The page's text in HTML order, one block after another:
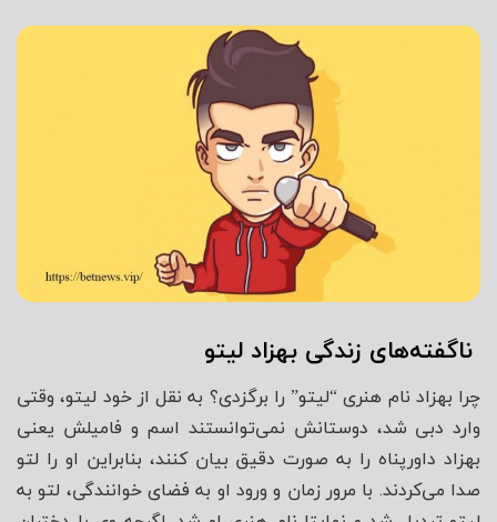
ناگفته‌های زندگی بهزاد لیتو
چرا بهزاد نام هنری “لیتو” را برگزدی؟ به نقل از خود لیتو، وقتی
وارد دبی شد، دوستانش نمی‌توانستند اسم و فامیلش یعنی
بهزاد داورپناه را به صورت دقیق بیان کنند، بنابراین او را لتو
صدا می‌کردند. با مرور زمان و ورود او به فضای خوانندگی، لتو به